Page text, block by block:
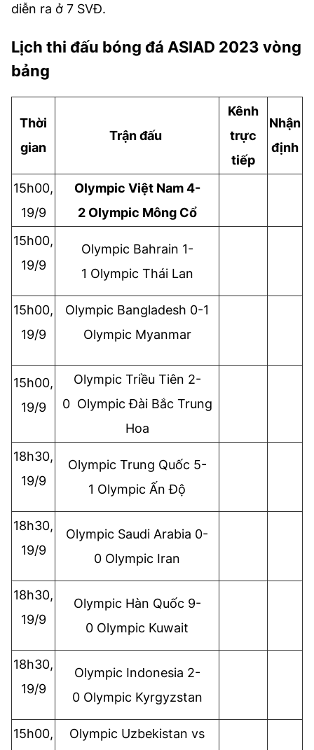
diễn ra ở 7 SVĐ.
Lịch thi đấu bóng đá ASIAD 2023 vòng
bảng
Thời
gian
Trận đấu
Kênh
trực
tiếp
Nhận
định
15h00,
19/9
Olympic Việt Nam 4-
2 Olympic Mông Cổ
15h00,
19/9
OlympicBahrain 1-
1 OlympicThái Lan
15h00,
19/9
Olympic Bangladesh 0-1
Olympic Myanmar
15h00,
19/9
OlympicTriều Tiên 2-
0 OlympicĐài Bắc Trung
Hoa
18h30,
19/9
OlympicTrung Quốc 5-
1 Olympic Ấn Độ
18h30,
19/9
Olympic Saudi Arabia 0-
0 Olympic Iran
18h30,
19/9
OlympicHàn Quốc 9-
0 Olympic Kuwait
18h30,
19/9
OlympicIndonesia 2-
0 OlympicKyrgyzstan
15h00, Olympic Uzbekistan vs